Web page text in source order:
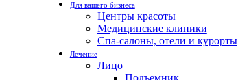
Для вашего бизнеса
Центры красоты
Медицинские клиники
Спа-салоны, отели и курорты
Лечение
Лицо
Подъемник